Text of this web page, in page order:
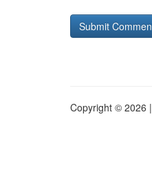
Copyright © 2026 |